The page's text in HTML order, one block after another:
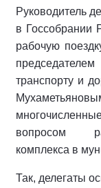
Руководитель
в Госсобрании
рабочую
транспорту и
вопросом
комплекса в
Так, делегаты